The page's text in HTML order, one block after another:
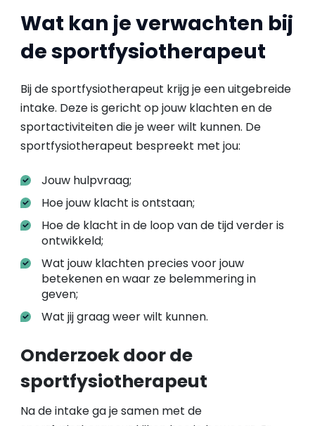
Wat kan je verwachten bij
de sportfysiotherapeut
Bij de sportfysiotherapeut krijg je een uitgebreide
intake. Deze is gericht op jouw klachten en de
sportactiviteiten die je weer wilt kunnen. De
sportfysiotherapeut bespreekt met jou:
Jouw hulpvraag;
Hoe jouw klacht is ontstaan;
Hoe de klacht in de loop van de tijd verder is
ontwikkeld;
Wat jouw klachten precies voor jouw
betekenen en waar ze belemmering in
geven;
Wat jij graag weer wilt kunnen.
Onderzoek door de
sportfysiotherapeut
Na de intake ga je samen met de